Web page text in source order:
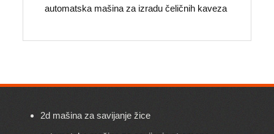
automatska mašina za izradu čeličnih kaveza
2d mašina za savijanje žice